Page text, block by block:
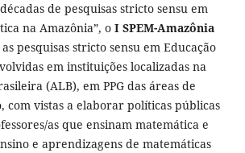
de pesquisas stricto sensu em
na Amazônia”, o I SPEM-Amazônia
pesquisas stricto sensu em Educação
em instituições localizadas na
(ALB), em PPG das áreas de
com vistas a elaborar políticas públicas
as que ensinam matemática e
e aprendizagens de matemáticas